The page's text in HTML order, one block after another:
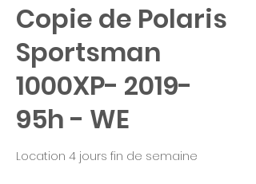
Copie de Polaris
Sportsman
1000XP- 2019-
95h - WE
Location 4 jours fin de semaine